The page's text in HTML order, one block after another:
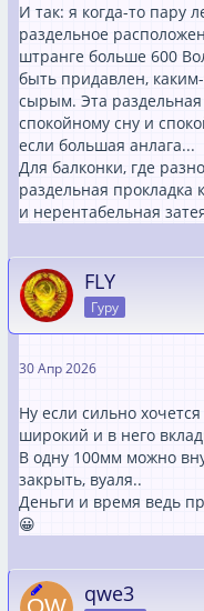
И так: я когда-то пару
раздельное
штранге больше 600
быть придавлен,
сырым. Эта раздельная
спокойному сну и
если большая анлага...
Для балконки, где
раздельная прокладка
и нерентабельная
FLY
Гуру
30 Апр 2026
Ну если сильно
широкий и в него
В одну 100мм можно
закрыть, вуаля..
Деньги и время ведь
😀
qwe3